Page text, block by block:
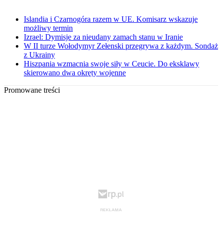
Islandia i Czarnogóra razem w UE. Komisarz wskazuje
możliwy termin
Izrael: Dymisje za nieudany zamach stanu w Iranie
W II turze Wołodymyr Zełenski przegrywa z każdym. Sondaż
z Ukrainy
Hiszpania wzmacnia swoje siły w Ceucie. Do eksklawy
skierowano dwa okręty wojenne
Promowane treści